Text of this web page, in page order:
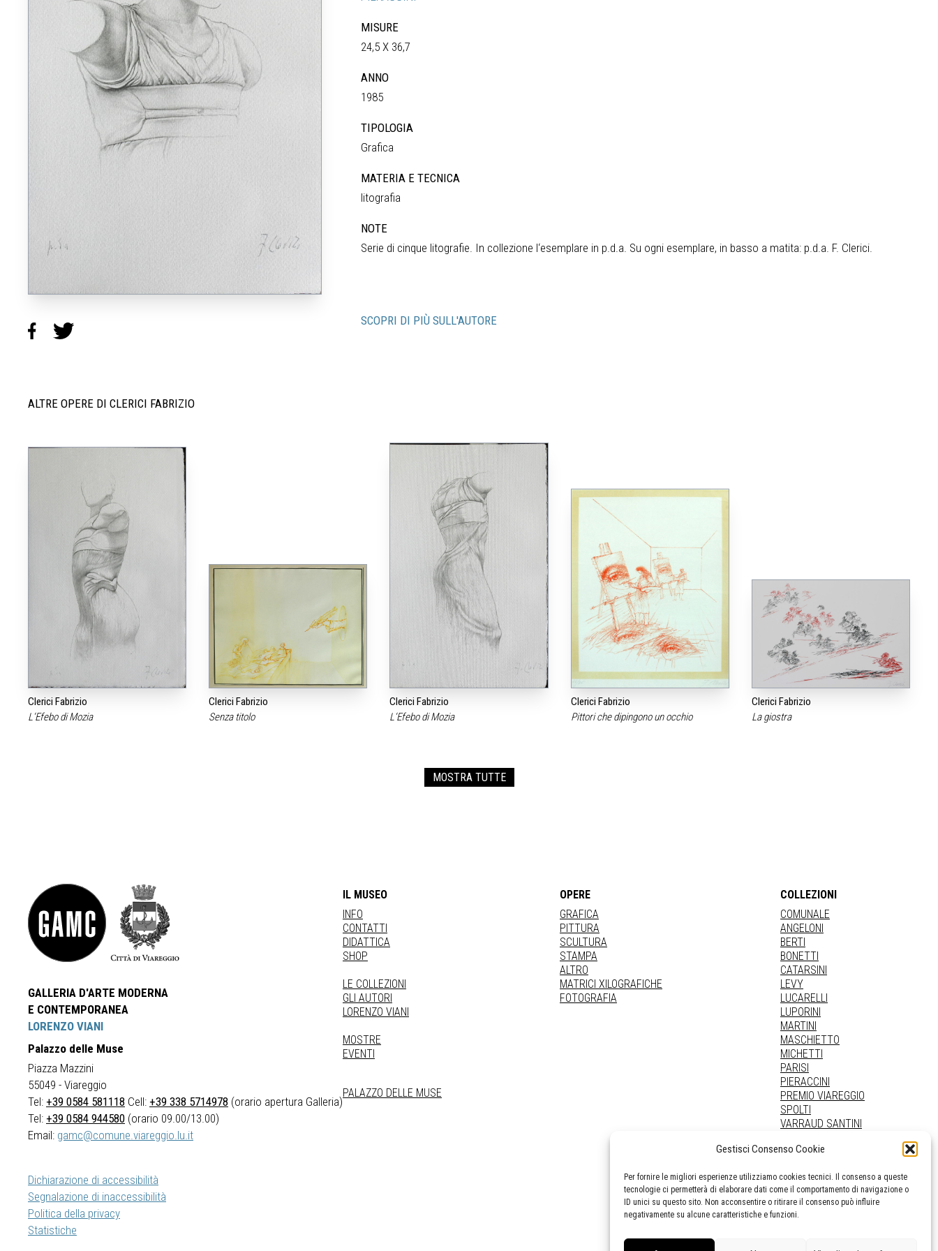
Gestisci Consenso Cookie
Per fornire le migliori esperienze utilizziamo cookies tecnici. Il consenso a queste
tecnologie ci permetterà di elaborare dati come il comportamento di navigazione o
ID unici su questo sito. Non acconsentire o ritirare il consenso può influire
negativamente su alcune caratteristiche e funzioni.
MISURE
24,5 X 36,7
ANNO
1985
TIPOLOGIA
Grafica
MATERIA E TECNICA
litografia
NOTE
Serie di cinque litografie. In collezione l‘esemplare in p.d.a. Su ogni esemplare, in basso a matita: p.d.a. F. Clerici.
SCOPRI DI PIÙ SULL'AUTORE
ALTRE OPERE DI CLERICI FABRIZIO
Clerici Fabrizio
L‘Efebo di Mozia
Clerici Fabrizio
Senza titolo
Clerici Fabrizio
L‘Efebo di Mozia
Clerici Fabrizio
Pittori che dipingono un occhio
Clerici Fabrizio
La giostra
MOSTRA TUTTE
GALLERIA D'ARTE MODERNA
E CONTEMPORANEA
LORENZO VIANI
Palazzo delle Muse
Piazza Mazzini
55049 - Viareggio
Tel: +39 0584 581118 Cell: +39 338 5714978 (orario apertura Galleria)
Tel: +39 0584 944580 (orario 09.00/13.00)
Email: gamc@comune.viareggio.lu.it
Dichiarazione di accessibilità
Segnalazione di inaccessibilità
Politica della privacy
Statistiche
IL MUSEO
INFO
CONTATTI
DIDATTICA
SHOP
LE COLLEZIONI
GLI AUTORI
LORENZO VIANI
MOSTRE
EVENTI
PALAZZO DELLE MUSE
OPERE
GRAFICA
PITTURA
SCULTURA
STAMPA
ALTRO
MATRICI XILOGRAFICHE
FOTOGRAFIA
COLLEZIONI
COMUNALE
ANGELONI
BERTI
BONETTI
CATARSINI
LEVY
LUCARELLI
LUPORINI
MARTINI
MASCHIETTO
MICHETTI
PARISI
PIERACCINI
PREMIO VIAREGGIO
SPOLTI
VARRAUD SANTINI